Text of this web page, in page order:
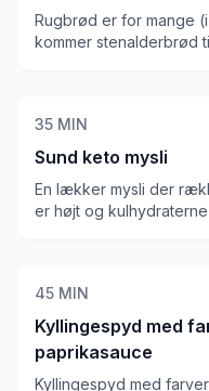
Rugbrød er for mange
kommer stenalderbrød
høj, så du får alligevel
et kvart rugbrød til
35 MIN
Sund keto mysli
En lækker mysli der
er højt og
ganske pæn mysli på
45 MIN
Kyllingespyd med
paprikasauce
Kyllingespyd med